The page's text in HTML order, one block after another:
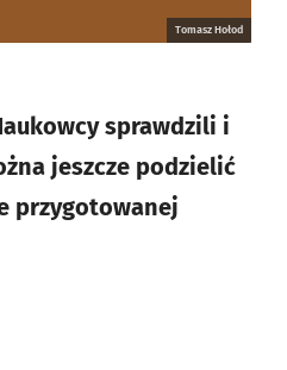
Tomasz Hołod
sprawdzili i
jeszcze podzielić
przygotowanej